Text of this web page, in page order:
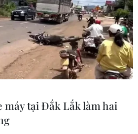
Pakistan khoảng 65km về phía
máy tại Đắk Lắk làm hai